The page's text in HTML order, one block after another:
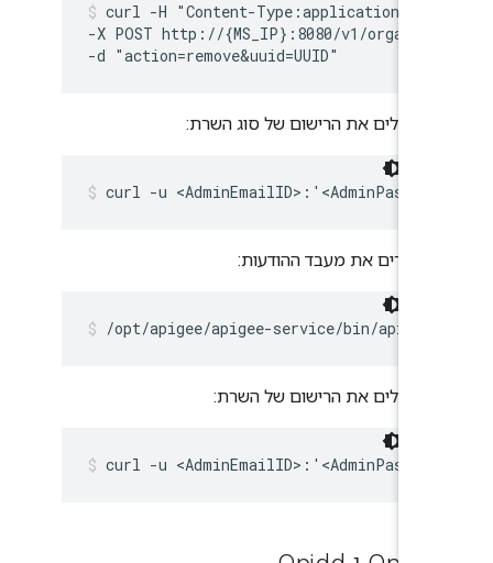
curl -H "Content-Type:application/x-
-X POST http://{MS_IP}:8080/v1/
-d "action=remove&uuid=UUID"
מבטלים את הרישום של סוג השרת:
curl -u
מסירים את מעבד ההודעות:
/opt/apigee/apigee-service/bin/
מבטלים את הרישום של השרת:
curl -u